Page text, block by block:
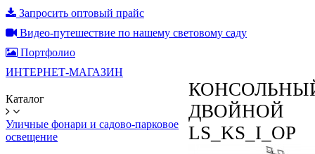
Запросить оптовый прайс
Видео-путешествие по нашему световому саду
Портфолио
ИНТЕРНЕТ-МАГАЗИН
Каталог
Уличные фонари и садово-парковое
освещение
ДВОЙНОЙ
LS_KS_I_OP